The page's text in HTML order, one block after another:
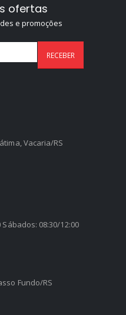
ofertas
e promoções
Vacaria/RS
Sábados: 08:30/12:00
Fundo/RS